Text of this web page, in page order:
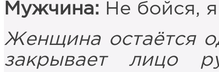
Мужчина: Не бойся,
Женщина остаётся
закрывает лицо